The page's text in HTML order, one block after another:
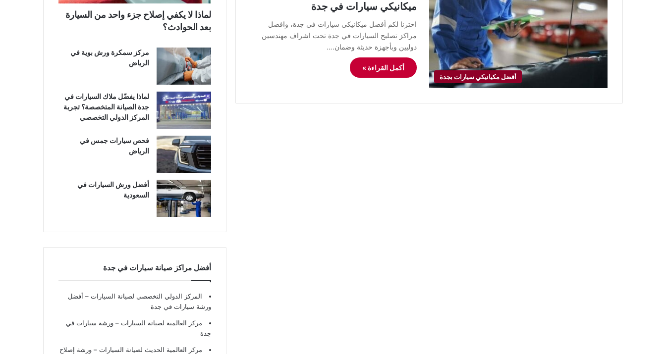
أفضل مكيانيكي سيارات بجدة
ميكانيكي سيارات في جدة
اخترنا لكم أفضل ميكانيكي سيارات في جدة، وافضل
مراكز تصليح السيارات في جدة تحت اشراف مهندسين
دوليين وبأجهزة حديثة وضمان.…
أكمل القراءة »
لماذا لا يكفي إصلاح جزء واحد من السيارة
بعد الحوادث؟
مركز سمكرة ورش بوية في
الرياض
لماذا يفضّل ملاك السيارات في
جدة الصيانة المتخصصة؟ تجربة
المركز الدولي التخصصي
فحص سيارات جمس في
الرياض
أفضل ورش السيارات في
السعودية
أفضل مراكز صيانة سيارات في جدة
المركز الدولي التخصصي لصيانة السيارات – أفضل
ورشة سيارات في جدة
مركز العالمية لصيانة السيارات – ورشة سيارات في
جدة
مركز العالمية الحديث لصيانة السيارات – ورشة إصلاح